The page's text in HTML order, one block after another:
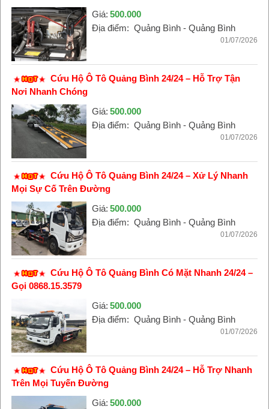
Giá: 500.000
Địa điểm: Quảng Bình - Quảng Bình
01/07/2026
Cứu Hộ Ô Tô Quảng Bình 24/24 – Hỗ Trợ Tận
Nơi Nhanh Chóng
Giá: 500.000
Địa điểm: Quảng Bình - Quảng Bình
01/07/2026
Cứu Hộ Ô Tô Quảng Bình 24/24 – Xử Lý Nhanh
Mọi Sự Cố Trên Đường
Giá: 500.000
Địa điểm: Quảng Bình - Quảng Bình
01/07/2026
Cứu Hộ Ô Tô Quảng Bình Có Mặt Nhanh 24/24 –
Gọi 0868.15.3579
Giá: 500.000
Địa điểm: Quảng Bình - Quảng Bình
01/07/2026
Cứu Hộ Ô Tô Quảng Bình 24/24 – Hỗ Trợ Nhanh
Trên Mọi Tuyến Đường
Giá: 500.000